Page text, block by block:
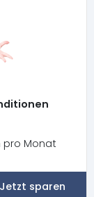
pro Monat
Jetzt sparen